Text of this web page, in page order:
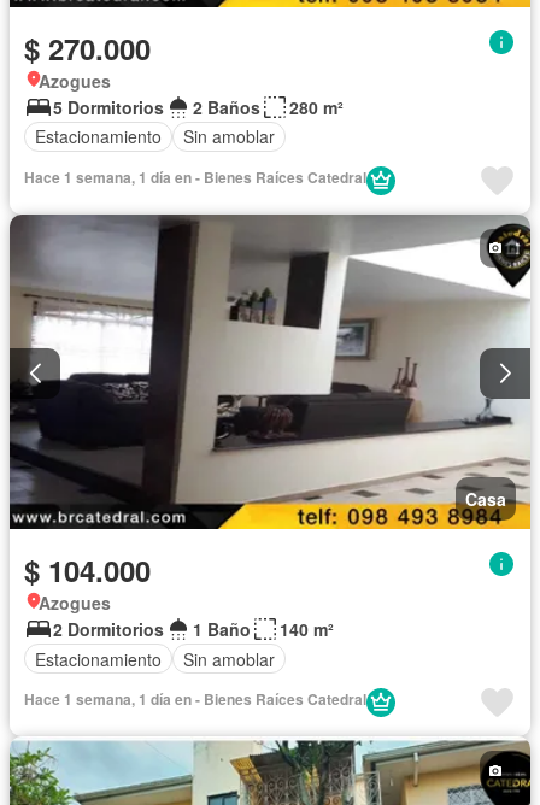
$ 270.000
Azogues
5 Dormitorios
2 Baños
280 m²
Estacionamiento
Sin amoblar
Hace 1 semana, 1 día en - Bienes Raíces Catedral
Casa
$ 104.000
Azogues
2 Dormitorios
1 Baño
140 m²
Estacionamiento
Sin amoblar
Hace 1 semana, 1 día en - Bienes Raíces Catedral